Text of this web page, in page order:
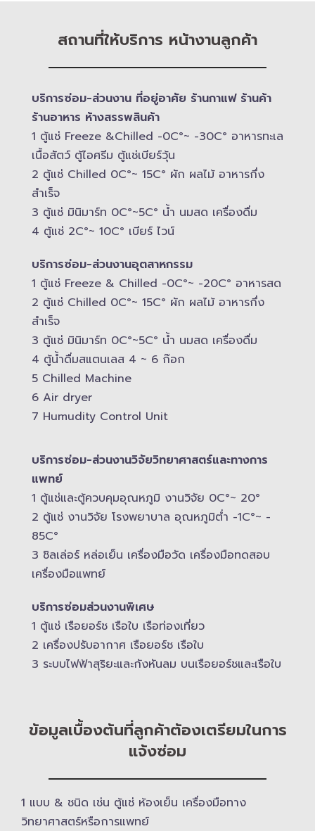
สถานที่ให้บริการ หน้างานลูกค้า
บริการซ่อม-​ส่วนงาน ที่อยู่อาศัย ร้านกาแฟ ร้านค้า
ร้านอาหาร ห้างสรรพสินค้า
1 ตู้แช่ Freeze &​Chilled -​0C°~ -​30C° อาหารทะเล
เนื้อสัตว์ ตู้ไอศรีม ตู้แช่เบียร์วุ้น
2 ตู้แช่ Chilled​ 0C°~ 15C° ผัก ผลไม้ อาหารกึ่ง
สำเร็จ
3 ตู้แช่​ มินิมาร์ท 0C°~5C° น้ำ นมสด เครื่องดื่ม
4 ตู้แช่ 2C°~ 10​C° เบียร์ ไวน์
บริการซ่อม-​ส่วนงานอุตสาหกรรม
1 ตู้แช่ Freeze &​ Chilled -​0C°~ -​20C° อาหารสด
2 ตู้แช่ Chilled​ 0C°~ 15C° ผัก ผลไม้ อาหารกึ่ง
สำเร็จ
3 ตู้แช่​ มินิมาร์ท 0C°~5C° น้ำ นมสด เครื่องดื่ม
4 ตู้น้ำดื่มสแตนเลส​ 4 ~ 6 ก๊อก
5 Chilled Mac​hine
6 Air dryer
7 Humudity Control Unit
บริการซ่อม-​ส่วนงานวิจัยวิทยาศาสตร์และทางการ
แพทย์
1 ตู้แช่และตู้ควบคุม​อุณหภูมิ​ งานวิจัย 0C°~ 20°
2 ตู้แช่ งานวิจัย โรงพยาบาล อุณหภูมิ​ต่ำ -​1C°~ -​
85C°
3 ชิลเล่อร์ หล่อเย็น เครื่องมือวัด เครื่องมือทดสอบ
เครื่องมือแพทย์
บริการซ่อมส่วนงานพิเศษ
1 ตู้แช่ เรือยอร์ช เรือใบ เรือท่องเที่ยว
2 เครื่องปรับอากาศ เรือยอร์ช เรือใบ
3 ระบบไฟฟ้าสุริยะและกังหันลม บนเรือยอร์ช​และเรือใบ
ข้อมูลเบื้องต้นที่ลูกค้าต้องเตรียมในการ
แจ้งซ่อม
1 แบบ & ​ชนิด เช่น ตู้แช่ ห้องเย็น เครื่องมือทาง
วิทยาศาสตร์​หรือการแพทย์